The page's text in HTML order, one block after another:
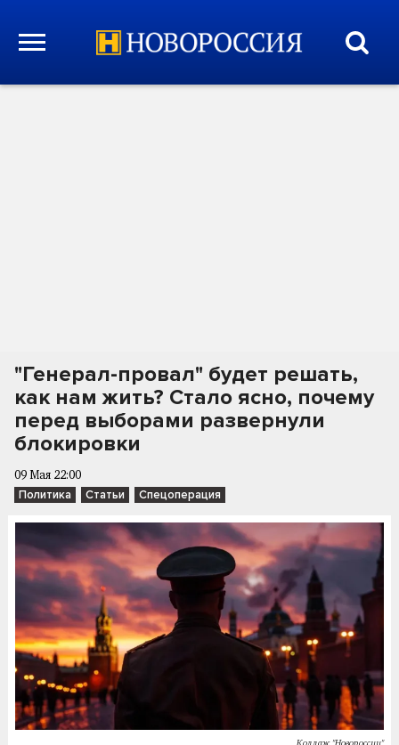
"Генерал-провал" будет решать,
как нам жить? Стало ясно, почему
перед выборами развернули
блокировки
09 Мая 22:00
Политика Статьи Спецоперация
Коллаж "Новороссии"